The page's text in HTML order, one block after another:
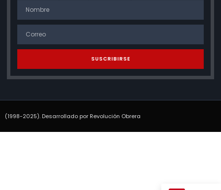
SUSCRIBIRSE
(1998-2025). Desarrollado por Revolución Obrera